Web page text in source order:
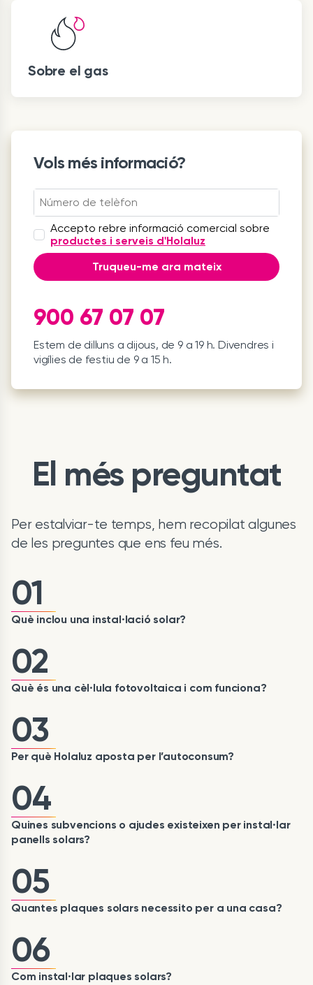
Sobre el gas
Vols més informació?
Accepto rebre informació comercial sobre
productes i serveis d'Holaluz
Truqueu-me ara mateix
900 67 07 07
Estem de dilluns a dijous, de 9 a 19 h. Divendres i
vigílies de festiu de 9 a 15 h.
El més preguntat
Per estalviar-te temps, hem recopilat algunes
de les preguntes que ens feu més.
01
Què inclou una instal·lació solar?
02
Què és una cèl·lula fotovoltaica i com funciona?
03
Per què Holaluz aposta per l’autoconsum?
04
Quines subvencions o ajudes existeixen per instal·lar
panells solars?
05
Quantes plaques solars necessito per a una casa?
06
Com instal·lar plaques solars?